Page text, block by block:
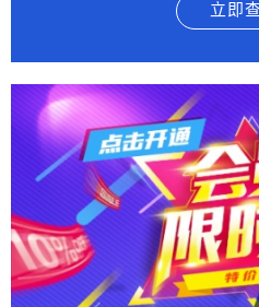
立即